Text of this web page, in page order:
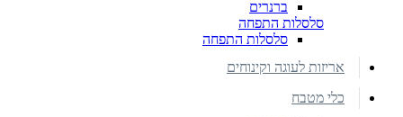
ברנרים
סלסלות התפחה
סלסלות התפחה
אריזות לעוגה וקינוחים
כלי מטבח